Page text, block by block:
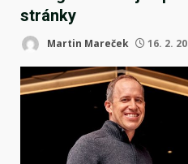
stránky
Martin Mareček 16. 2.